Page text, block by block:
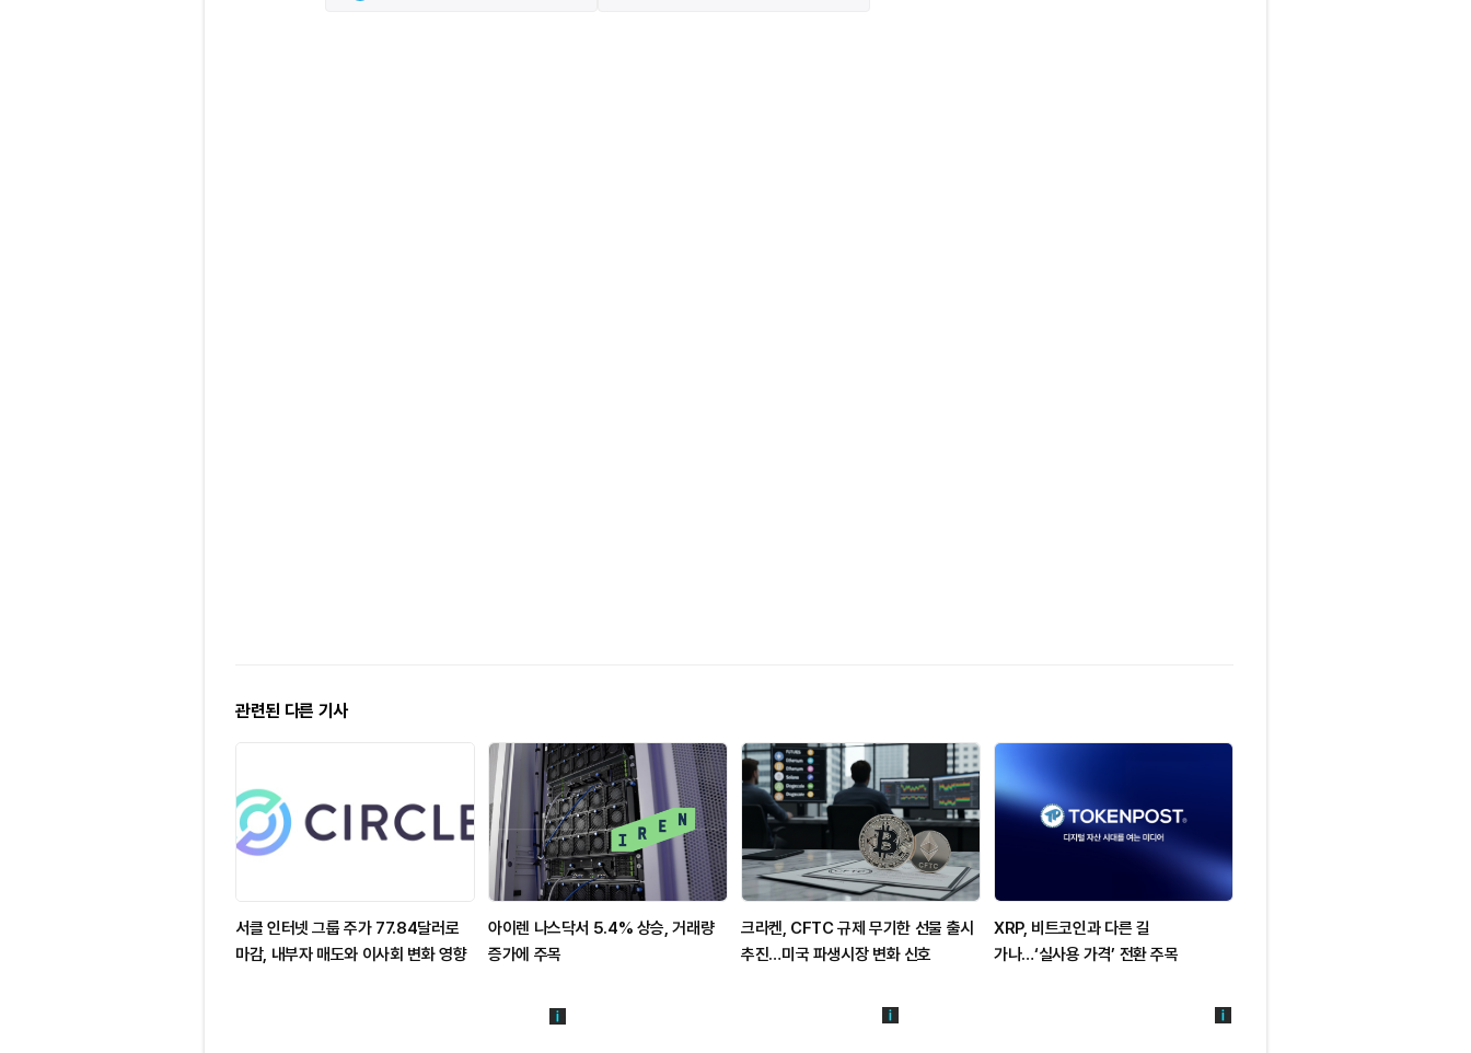
관련된 다른 기사
서클 인터넷 그룹 주가 77.84달러로
마감, 내부자 매도와 이사회 변화 영향
아이렌 나스닥서 5.4% 상승, 거래량
증가에 주목
크라켄, CFTC 규제 무기한 선물 출시
추진…미국 파생시장 변화 신호
XRP, 비트코인과 다른 길
가나…‘실사용 가격’ 전환 주목